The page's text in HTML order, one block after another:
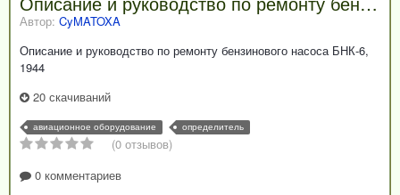
Автор: CyMATOXA
Описание и руководство по ремонту бензинового насоса БНК-6,
1944
20 скачиваний
авиационное оборудование определитель
(0 отзывов)
0 комментариев